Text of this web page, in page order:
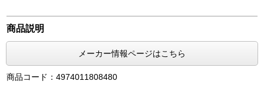
商品説明
メーカー情報ページはこちら
商品コード：4974011808480